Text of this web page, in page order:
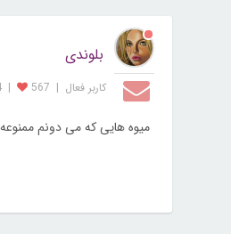
بلوندی
کاربر فعال |
567
|
میوه هایی که می دونم ممنوعه